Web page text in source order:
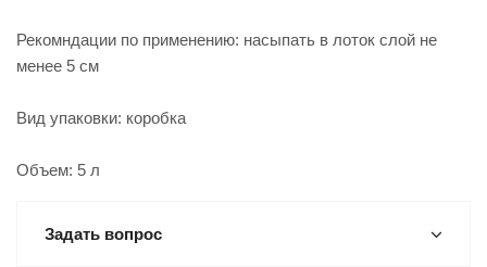
Рекомндации по применению: насыпать в лоток слой не
менее 5 см
Вид упаковки: коробка
Объем: 5 л
Задать вопрос